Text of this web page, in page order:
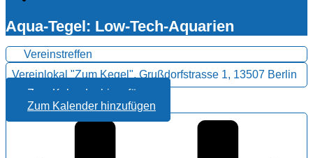
Aqua-Tegel: Low-Tech-Aquarien
Vereinstreffen
Vereinlokal "Zum Kegel", Grußdorfstrasse 1, 13507 Berlin
Zum Kalender hinzufügen
Zum Kalender hinzufügen